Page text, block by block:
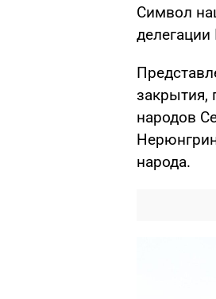
Символ
делегации
закрытия,
народов
народа.